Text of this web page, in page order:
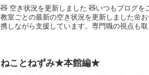
🧸 空き状況を更新しました 🧸いつもブログを
教室ごとの最新の空き状況を更新しました🌼
携しながら支援しています。専門職の視点も
ねことねずみ★本館編★